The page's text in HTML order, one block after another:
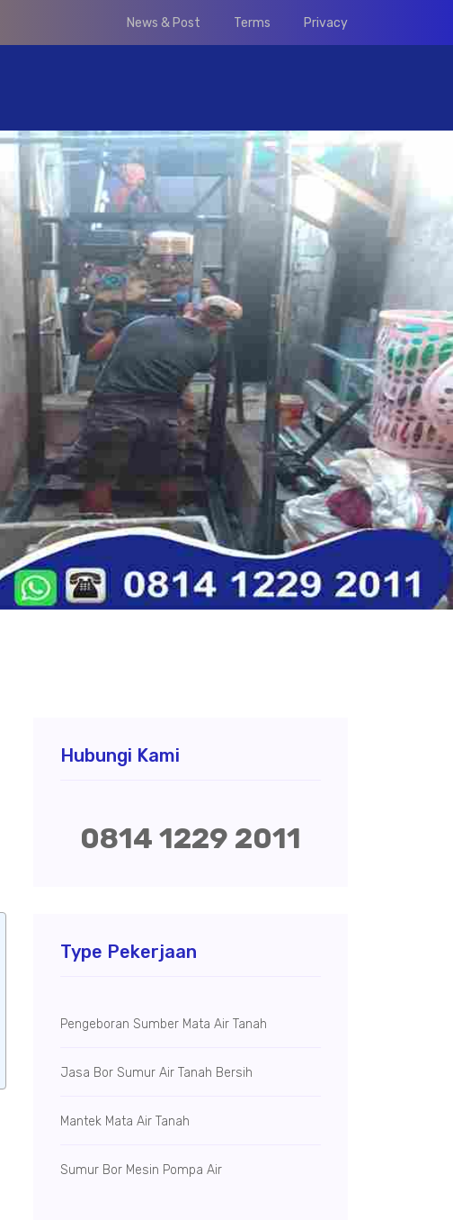
News & Post Terms Privacy
Hubungi Kami
0814 1229 2011
Type Pekerjaan
Pengeboran Sumber Mata Air Tanah
Jasa Bor Sumur Air Tanah Bersih
Mantek Mata Air Tanah
Sumur Bor Mesin Pompa Air